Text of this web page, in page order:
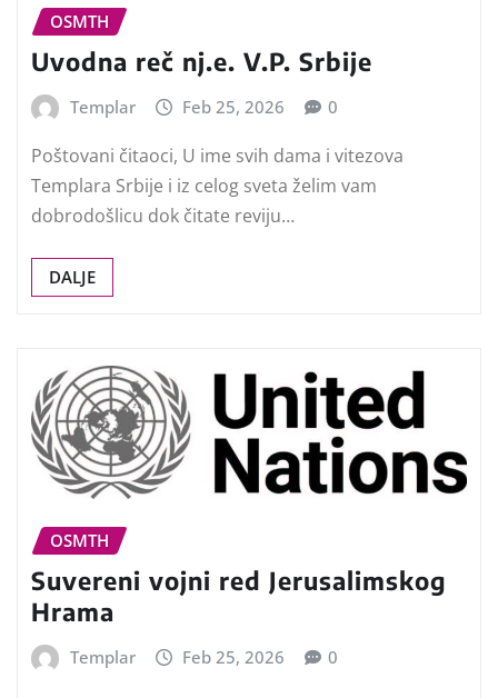
OSMTH
Uvodna reč nj.e. V.P. Srbije
Templar Feb 25, 2026 0
Poštovani čitaoci, U ime svih dama i vitezova
Templara Srbije i iz celog sveta želim vam
dobrodošlicu dok čitate reviju…
DALJE
OSMTH
Suvereni vojni red Jerusalimskog
Hrama
Templar Feb 25, 2026 0